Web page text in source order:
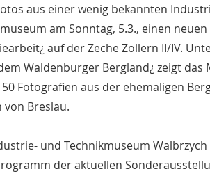
aus einer wenig bekannten
am Sonntag, 5.3., einen
auf der Zeche Zollern II/IV.
Waldenburger Bergland¿ zeigt
50 Fotografien aus der ehemaligen
von Breslau.
und Technikmuseum
der aktuellen